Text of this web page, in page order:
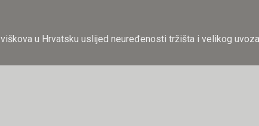
u Hrvatsku uslijed neuređenosti tržišta i velikog